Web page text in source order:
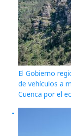
El Gobierno
de vehículos a
Cuenca por el